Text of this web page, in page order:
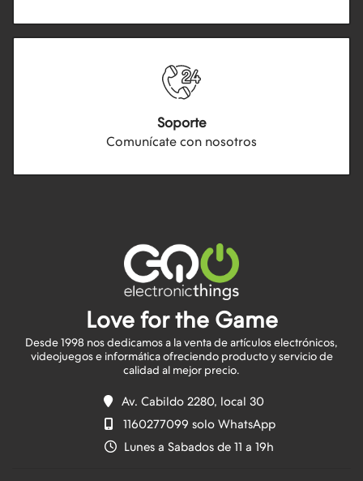
Soporte
Comunícate con nosotros
Love for the Game
Desde 1998 nos dedicamos a la venta de artículos electrónicos,
videojuegos e informática ofreciendo producto y servicio de
Av. Cabildo 2280, local 30
1160277099 solo WhatsApp
Lunes a Sabados de 11 a 19h